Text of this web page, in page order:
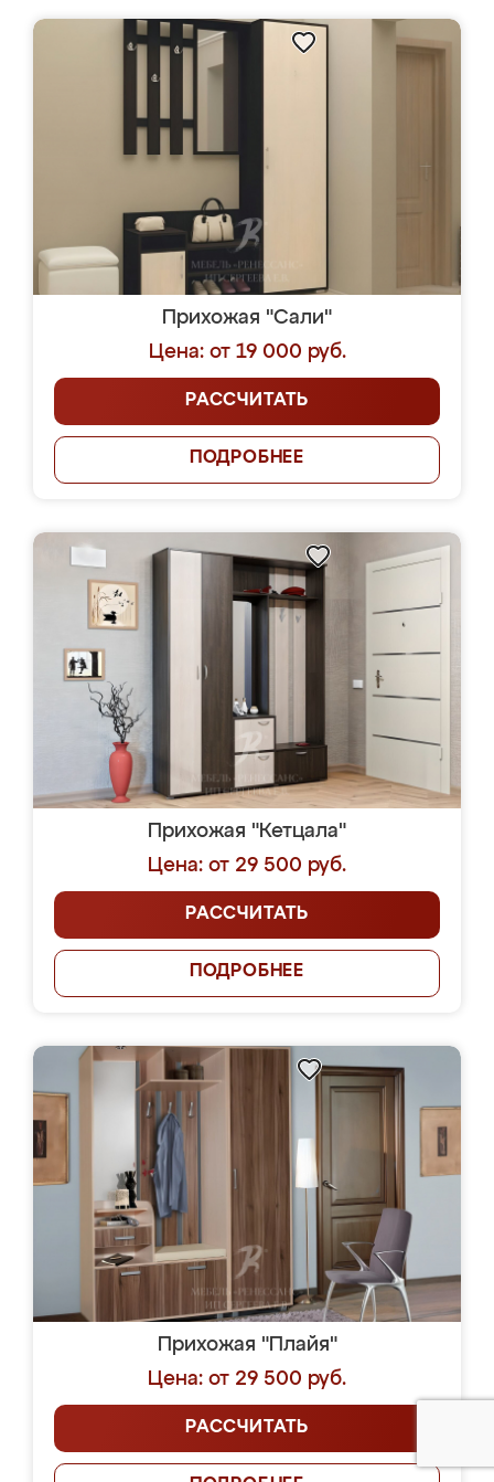
Прихожая "Сали"
Цена: от 19 000 руб.
РАССЧИТАТЬ
ПОДРОБНЕЕ
Прихожая "Кетцала"
Цена: от 29 500 руб.
РАССЧИТАТЬ
ПОДРОБНЕЕ
Прихожая "Плайя"
Цена: от 29 500 руб.
РАССЧИТАТЬ